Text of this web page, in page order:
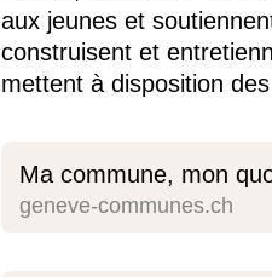
aux jeunes et
construisent et
mettent à disposition
Ma commune, mon
geneve-communes.ch